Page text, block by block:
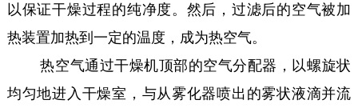
以保证干燥过程的纯净度。然后，过滤后的空气被加
热装置加热到一定的温度，成为热空气。
热空气通过干燥机顶部的空气分配器，以螺旋状
均匀地进入干燥室，与从雾化器喷出的雾状液滴并流